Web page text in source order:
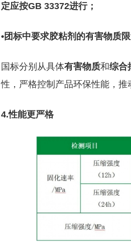
定应按GB 33372进行；
•团标中要求胶粘剂的有害物质
国标分别从具体有害物质和综合
性，严格控制产品环保性能，推
4.性能更严格